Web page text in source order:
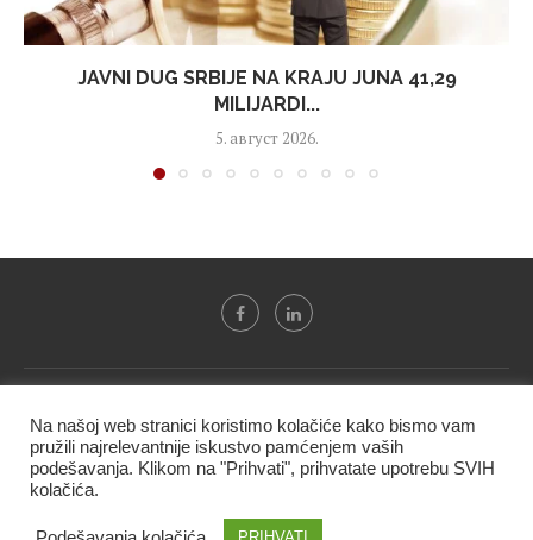
JAVNI DUG SRBIJE NA KRAJU JUNA 41,29
MILIJARDI...
5. август 2026.
BIF PRESS doo" i ne smeju se presnositi niti koristiti, delimično
ni u celosti, bez izričite dozvole kompanije.
Na našoj web stranici koristimo kolačiće kako bismo vam
pružili najrelevantnije iskustvo pamćenjem vaših
podešavanja. Klikom na "Prihvati", prihvatate upotrebu SVIH
kolačića.